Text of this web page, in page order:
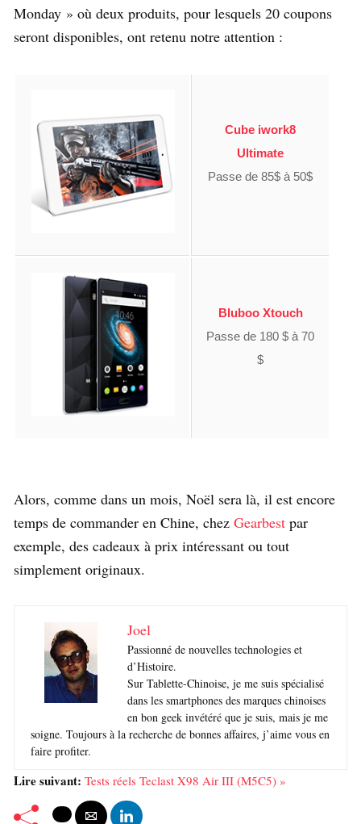
Monday » où deux produits, pour lesquels 20 coupons
seront disponibles, ont retenu notre attention :
Cube iwork8
Ultimate
Passe de 85$ à 50$
Bluboo Xtouch
Passe de 180 $ à 70
$
Alors, comme dans un mois, Noël sera là, il est encore
temps de commander en Chine, chez Gearbest par
exemple, des cadeaux à prix intéressant ou tout
simplement originaux.
Joel
Passionné de nouvelles technologies et
d’Histoire.
Sur Tablette-Chinoise, je me suis spécialisé
dans les smartphones des marques chinoises
en bon geek invétéré que je suis, mais je me
soigne. Toujours à la recherche de bonnes affaires, j’aime vous en
faire profiter.
Lire suivant: Tests réels Teclast X98 Air III (M5C5) »